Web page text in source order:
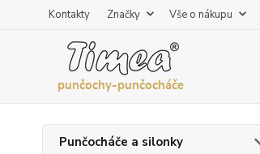
Kontakty Značky Vše o nákupu
Punčocháče a silonky